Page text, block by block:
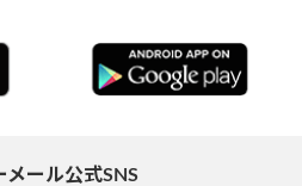
メール公式SNS